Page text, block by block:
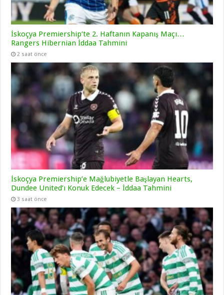
İskoçya Premiership’te 2. Haftanın Kapanış Maçı…
Rangers Hibernian İddaa Tahmini
2 saat önce
İskoçya Premiership’e Mağlubiyetle Başlayan Hearts,
Dundee United’ı Konuk Edecek – İddaa Tahmini
3 saat önce